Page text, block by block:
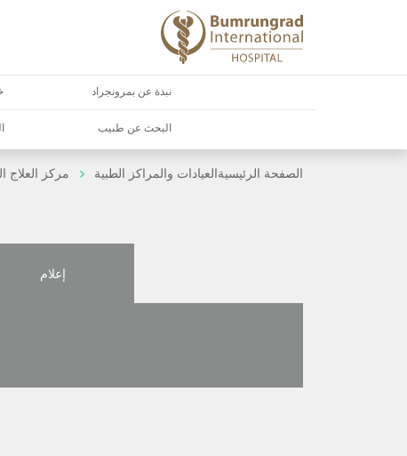
نبذة عن بمرونجراد
البحث عن طبيب
الصفحة الرئيسية العيادات والمراكز الطبية مركز العلاج
إعلام